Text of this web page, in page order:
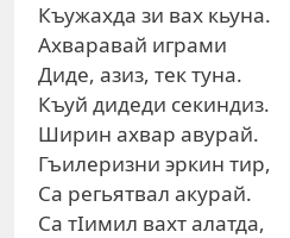
Къужахда зи вах кьуна.
Ахваравай играми
Диде, азиз, тек туна.
Къуй дидеди секиндиз.
Ширин ахвар авурай.
Гъилеризни эркин тир,
Са регьятвал акурай.
Са тIимил вахт алатда,